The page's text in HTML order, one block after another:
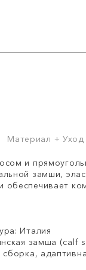
Материал + Уход
и
замши,
обеспечивает
Италия
замша (calf